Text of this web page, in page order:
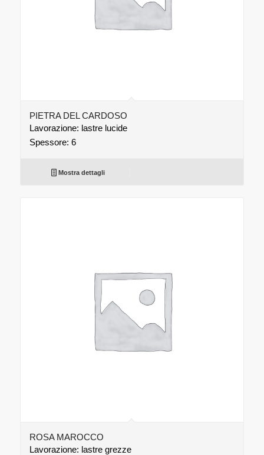
PIETRA DEL CARDOSO
Lavorazione: lastre lucide
Spessore: 6
Mostra dettagli
ROSA MAROCCO
Lavorazione: lastre grezze